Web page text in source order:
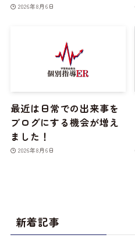
2026年8月6日
最近は日常での出来事を
ブログにする機会が増え
ました！
2026年8月6日
新着記事